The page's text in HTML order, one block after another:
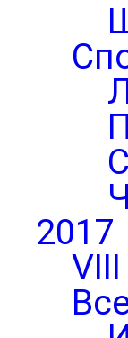
2017